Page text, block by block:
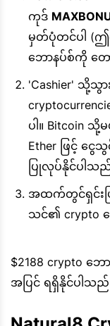
ကုဒ်
မှတ်ပုံတင်ပါ (
ဘောနပ်စ်ကို တ
'Cashier' သို့သွ
ပါ။ Bitcoin
Ether ဖြင့် ငွ
ပြုလုပ်နိုင်ပါသ
အထက်တွင်ရှင်း
သင်၏ crypto
$2188 crypto ဘ
အပြင် ရရှိနိုင်ပါသည်